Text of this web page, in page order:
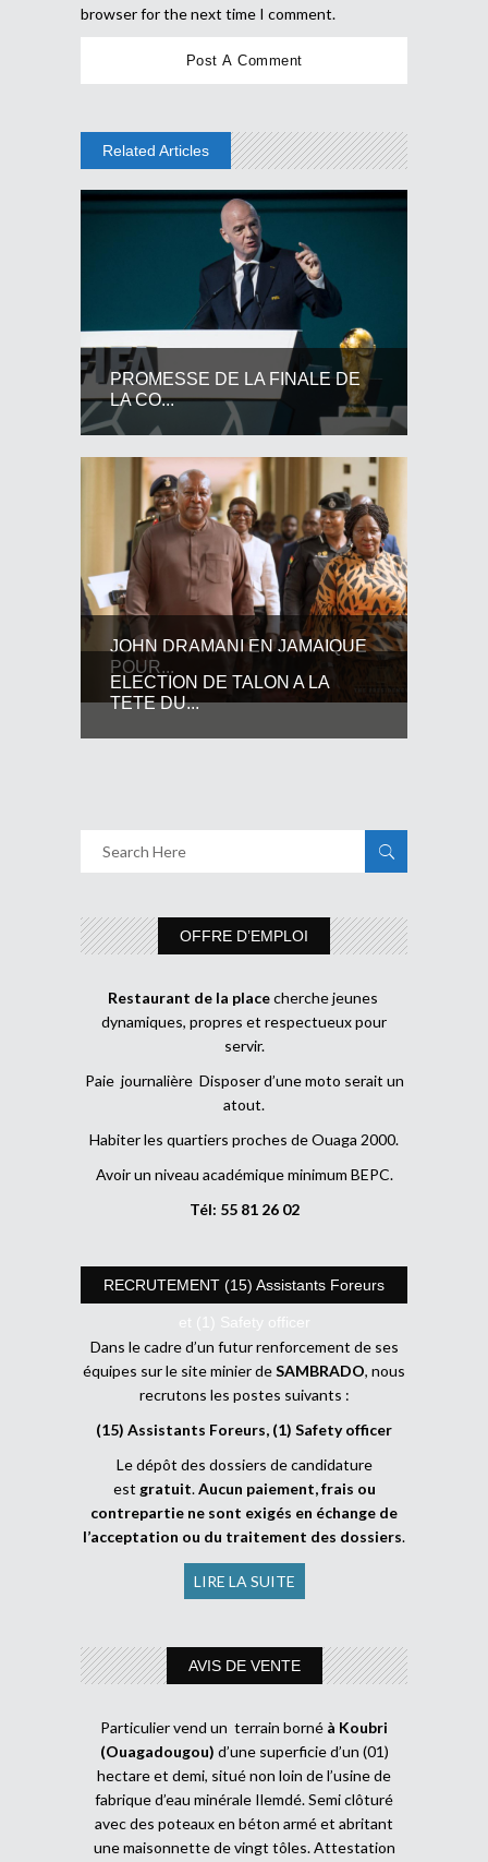
browser for the next time I comment.
Related Articles
PROMESSE DE LA FINALE DE
LA CO...
JOHN DRAMANI EN JAMAIQUE
POUR...
ELECTION DE TALON A LA
TETE DU...
OFFRE D’EMPLOI
Restaurant de la placecherche jeunes
dynamiques, propres et respectueux pour
servir.
Paie journalière Disposer d’une moto serait un
atout.
Habiter les quartiers proches de Ouaga 2000.
Avoir un niveau académique minimum BEPC.
Tél: 55 81 26 02
RECRUTEMENT (15) Assistants Foreurs
et (1) Safety officer
Dans le cadre d’un futur renforcement de ses
équipes sur le site minier deSAMBRADO, nous
recrutons les postes suivants :
(15) Assistants Foreurs, (1) Safety officer
Le dépôt des dossiers de candidature
est gratuit.Aucun paiement, frais ou
contrepartie ne sont exigés en échange de
l’acceptation ou du traitement des dossiers.
LIRE LA SUITE
AVIS DE VENTE
Particulier vend un terrain borné à Koubri
(Ouagadougou) d’une superficie d’un (01)
hectare et demi, situé non loin de l’usine de
fabrique d’eau minérale Ilemdé. Semi clôturé
avec des poteaux en béton armé et abritant
une maisonnette de vingt tôles. Attestation